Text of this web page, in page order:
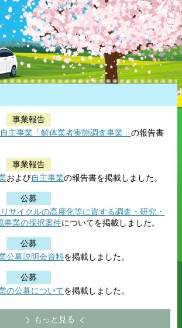
事業報告
自主事業「解体業者実態調査事業」 の報告書
事業報告
および自主事業の報告書を掲載しました。
公募
サイクルの高度化等に資する調査・研究 ・
事業の採択案件についてを掲載しました。
公募
公募説明会資料を掲載しました。
公募
の公募についてを掲載しました。
もっと見る